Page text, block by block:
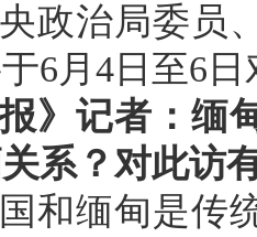
政治局委员
6月4日至6
报》记者：
系？对此访
和缅甸是传